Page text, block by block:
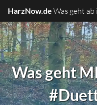
HarzNow.de Was geht ab
Was geht